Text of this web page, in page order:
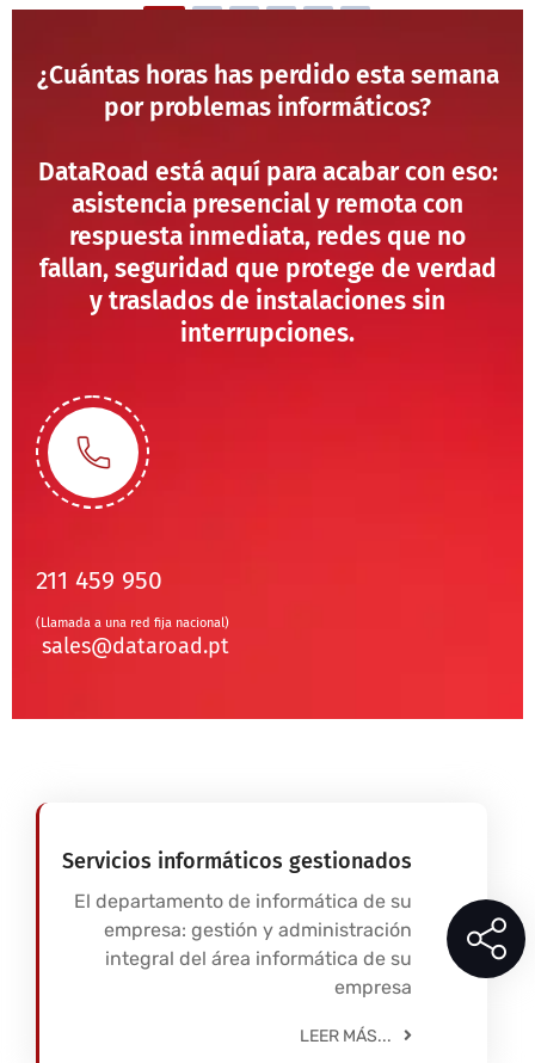
¿Cuántas horas has perdido esta semana
por problemas informáticos?
DataRoad está aquí para acabar con eso:
asistencia presencial y remota con
respuesta inmediata, redes que no
fallan, seguridad que protege de verdad
y traslados de instalaciones sin
interrupciones.
211 459 950
(Llamada a una red fija nacional)
sales@dataroad.pt
Servicios informáticos gestionados
El departamento de informática de su
empresa: gestión y administración
integral del área informática de su
empresa
LEER MÁS...